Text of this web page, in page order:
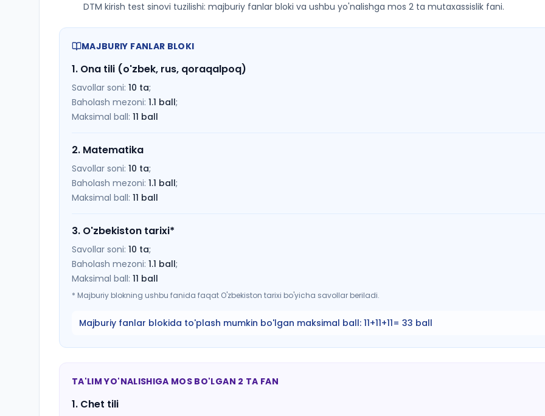
DTM kirish test sinovi tuzilishi: majburiy fanlar bloki va ushbu yo'nalishga mos 2 ta mutaxassislik fani.
MAJBURIY FANLAR BLOKI
1. Ona tili (o'zbek, rus, qoraqalpoq)
Savollar soni: 10 ta;
Baholash mezoni: 1.1 ball;
Maksimal ball: 11 ball
2. Matematika
Savollar soni: 10 ta;
Baholash mezoni: 1.1 ball;
Maksimal ball: 11 ball
3. O'zbekiston tarixi*
Savollar soni: 10 ta;
Baholash mezoni: 1.1 ball;
Maksimal ball: 11 ball
* Majburiy blokning ushbu fanida faqat O'zbekiston tarixi bo'yicha savollar beriladi.
Majburiy fanlar blokida to'plash mumkin bo'lgan maksimal ball: 11+11+11= 33 ball
TA'LIM YO'NALISHIGA MOS BO'LGAN 2 TA FAN
1. Chet tili